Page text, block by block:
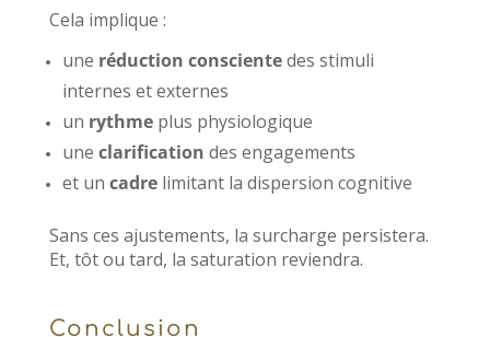
Cela implique :
une réduction conscientedes stimuli
internes et externes
un rythmeplus physiologique
une clarification des engagements
et un cadrelimitant la dispersion cognitive
Sans ces ajustements, la surcharge persistera.
Et, tôt ou tard, la saturation reviendra.
Conclusion